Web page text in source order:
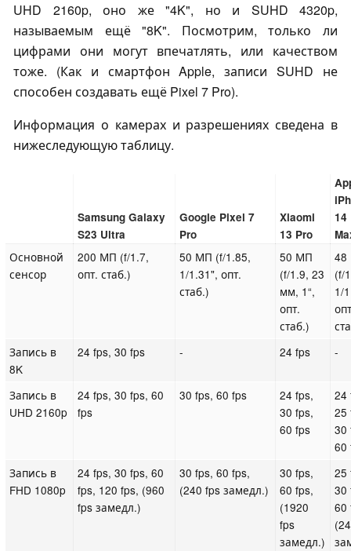
UHD 2160p, оно же "4K", но и SUHD 4320p,
называемым ещё "8K". Посмотрим, только ли
цифрами они могут впечатлять, или качеством
тоже. (Как и смартфон Apple, записи SUHD не
способен создавать ещё Pixel 7 Pro).
Информация о камерах и разрешениях сведена в
нижеследующую таблицу.
Samsung Galaxy
S23 Ultra
Google Pixel 7
Pro
Xiaomi
13 Pro
14
Основной
сенсор
200 МП (f/1.7,
опт. стаб.)
50 МП (f/1.85,
1/1.31", опт.
стаб.)
50 МП
(f/1.9, 23
мм, 1“,
опт.
стаб.)
(f/
1/
Запись в
8K
24 fps, 30 fps - 24 fps -
Запись в
UHD 2160p
24 fps, 30 fps, 60
fps
30 fps, 60 fps
24 fps,
30 fps,
60 fps
24
25
30
60
Запись в
FHD 1080p
24 fps, 30 fps, 60
fps, 120 fps, (960
fps замедл.)
30 fps, 60 fps,
(240 fps замедл.)
30 fps,
60 fps,
(1920
fps
замедл.)
25
30
60